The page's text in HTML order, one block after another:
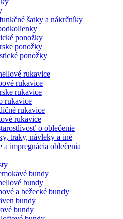
šatky a nákrčníky
ponožky
ponožky
ponožky
rukavice
rukavice
rukavice
rukavice
rukavice
rukavice
o oblečenie
traky, návleky a iné
a impregnácia oblečenia
bundy
bundy
a bežecké bundy
bundy
bundy